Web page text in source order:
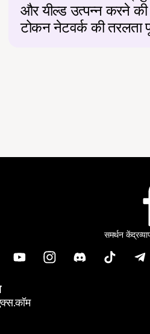
और यील्ड उत्पन्न करने
टोकन नेटवर्क की तरलता
समर्थन केंद्र